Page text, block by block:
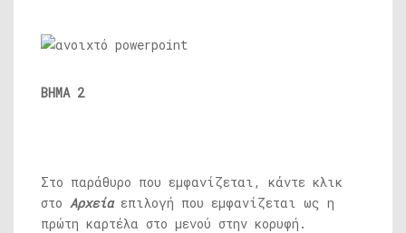
ΒΗΜΑ 2
Στο παράθυρο που εμφανίζεται, κάντε κλικ
στο Αρχεία επιλογή που εμφανίζεται ως η
πρώτη καρτέλα στο μενού στην κορυφή.